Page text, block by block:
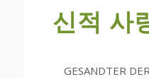
신적 사
GESANDTER